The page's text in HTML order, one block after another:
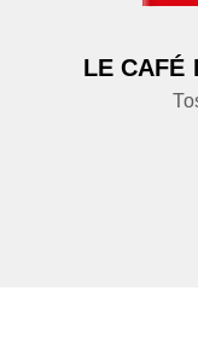
LE CAFÉ